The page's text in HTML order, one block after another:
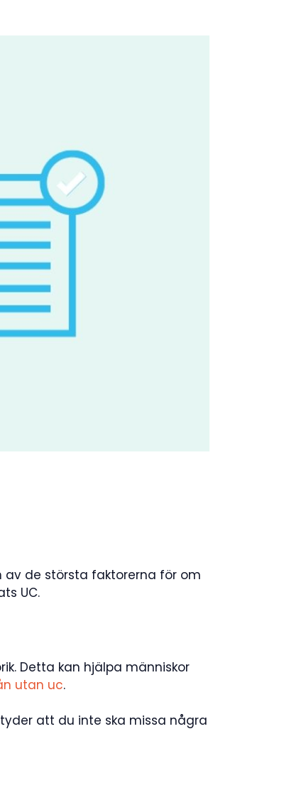
de största faktorerna för om
UC.
Detta kan hjälpa människor
utan uc.
att du inte ska missa några